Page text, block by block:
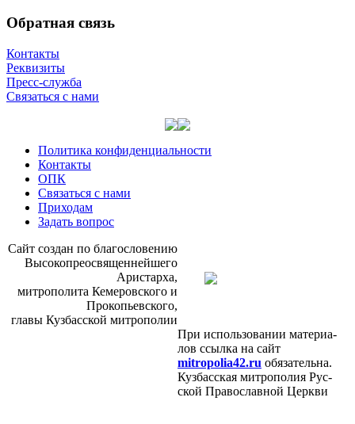
Обратная связь
Контакты
Реквизиты
Пресс-служба
Связаться с нами
Политика конфиденциальности
Контакты
ОПК
Связаться с нами
Приходам
Задать вопрос
Сайт со­здан по бла­го­сло­ве­нию
Вы­со­ко­прео­свя­щен­ней­ше­го
Ари­стар­ха,
мит­ро­по­ли­та Ке­ме­ров­ско­го и
Про­ко­пьев­ско­го,
гла­вы Куз­бас­ской мит­ро­по­лии
При ис­поль­зо­ва­нии ма­те­ри­а­
лов ссыл­ка на сайт
mitropolia42.ru обя­за­тель­на.
Куз­бас­ская мит­ро­по­лия Рус­
ской Пра­во­слав­ной Церк­ви